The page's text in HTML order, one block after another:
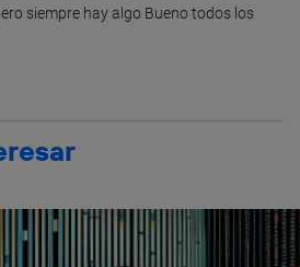
siempre hay algo Bueno todos los